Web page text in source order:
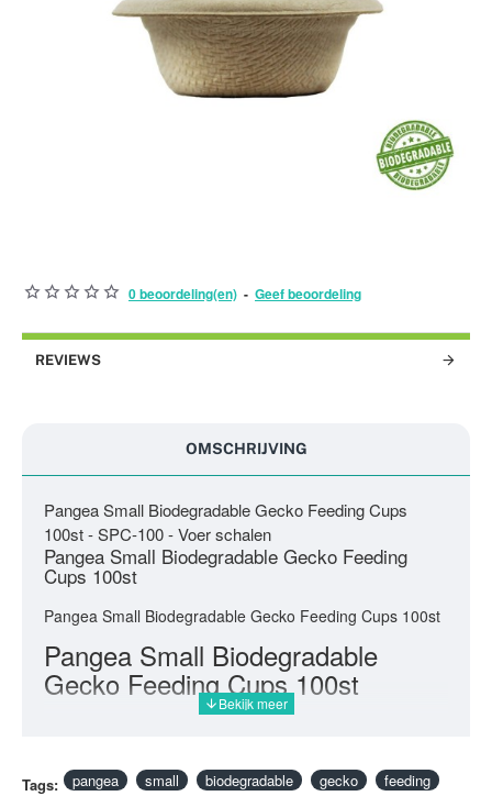
0 beoordeling(en) - Geef beoordeling
REVIEWS
OMSCHRIJVING
Pangea Small Biodegradable Gecko Feeding Cups
100st - SPC-100 - Voer schalen
Pangea Small Biodegradable Gecko Feeding
Cups 100st
Pangea Small Biodegradable Gecko Feeding Cups 100st
Pangea Small Biodegradable
Gecko Feeding Cups 100st
Tags: pangea small biodegradable gecko
feeding